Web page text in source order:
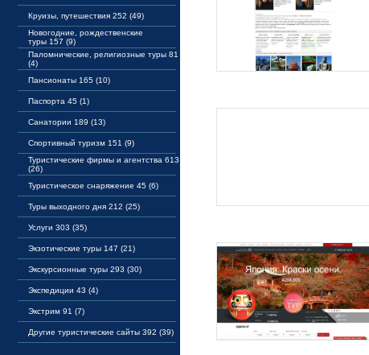
Круизы, путешествия 252 (49)
Новогодние, рождественские
туры 157 (9)
Паломнические, религиозные туры 81
(4)
Пансионаты 165 (10)
Паспорта 45 (1)
Санатории 189 (13)
Спортивный туризм 151 (9)
Туристические фирмы и агентства 613
(26)
Туристическое снаряжение 45 (6)
Туры выходного дня 212 (25)
Услуги 303 (35)
Экзотические туры 147 (21)
Экскурсионные туры 293 (30)
Экспедиции 43 (4)
Экстрим 91 (7)
Другие туристические сайты 392 (39)